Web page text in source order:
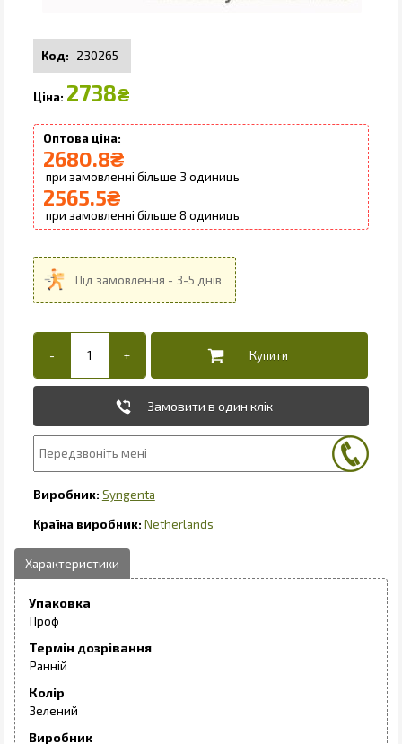
230265
2738₴
2680.8₴
3
2565.5₴
8
Замовити в один клік
Syngenta
Netherlands
Упаковка
Проф
Термін дозрівання
Ранній
Колір
Зелений
Виробник